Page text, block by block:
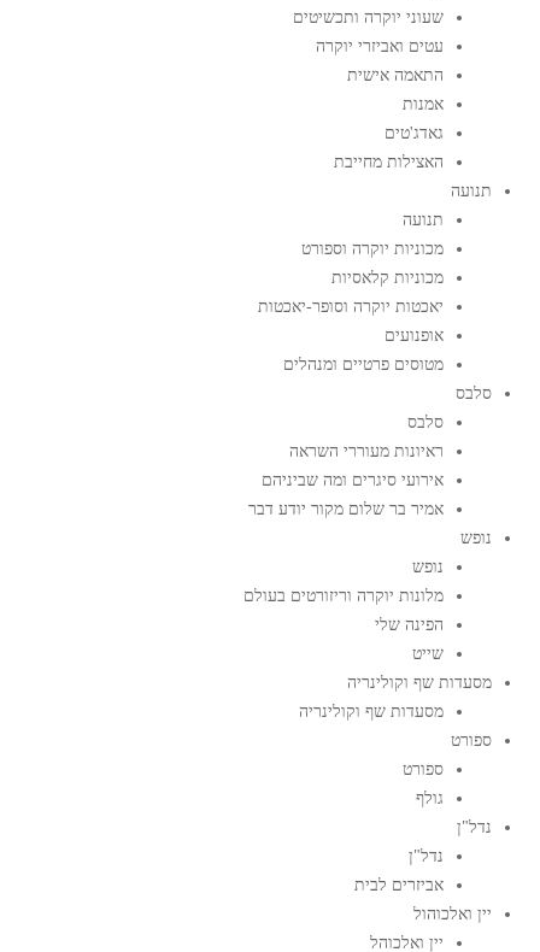
שעוני יוקרה ותכשיטים
עטים ואביזרי יוקרה
התאמה אישית
אמנות
גאדג'טים
האצילות מחייבת
תנועה
תנועה
מכוניות יוקרה וספורט
מכוניות קלאסיות
יאכטות יוקרה וסופר-יאכטות
אופנועים
מטוסים פרטיים ומנהלים
סלבס
סלבס
ראיונות מעוררי השראה
אירועי סיגרים ומה שביניהם
אמיר בר שלום מקור יודע דבר
נופש
נופש
מלונות יוקרה וריזורטים בעולם
הפינה שלי
שייט
מסעדות שף וקולינריה
מסעדות שף וקולינריה
ספורט
ספורט
גולף
נדל"ן
נדל"ן
אביזרים לבית
יין ואלכוהול
יין ואלכוהל